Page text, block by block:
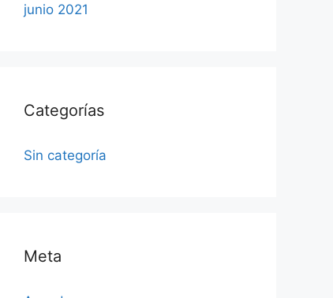
junio 2021
Categorías
Sin categoría
Meta